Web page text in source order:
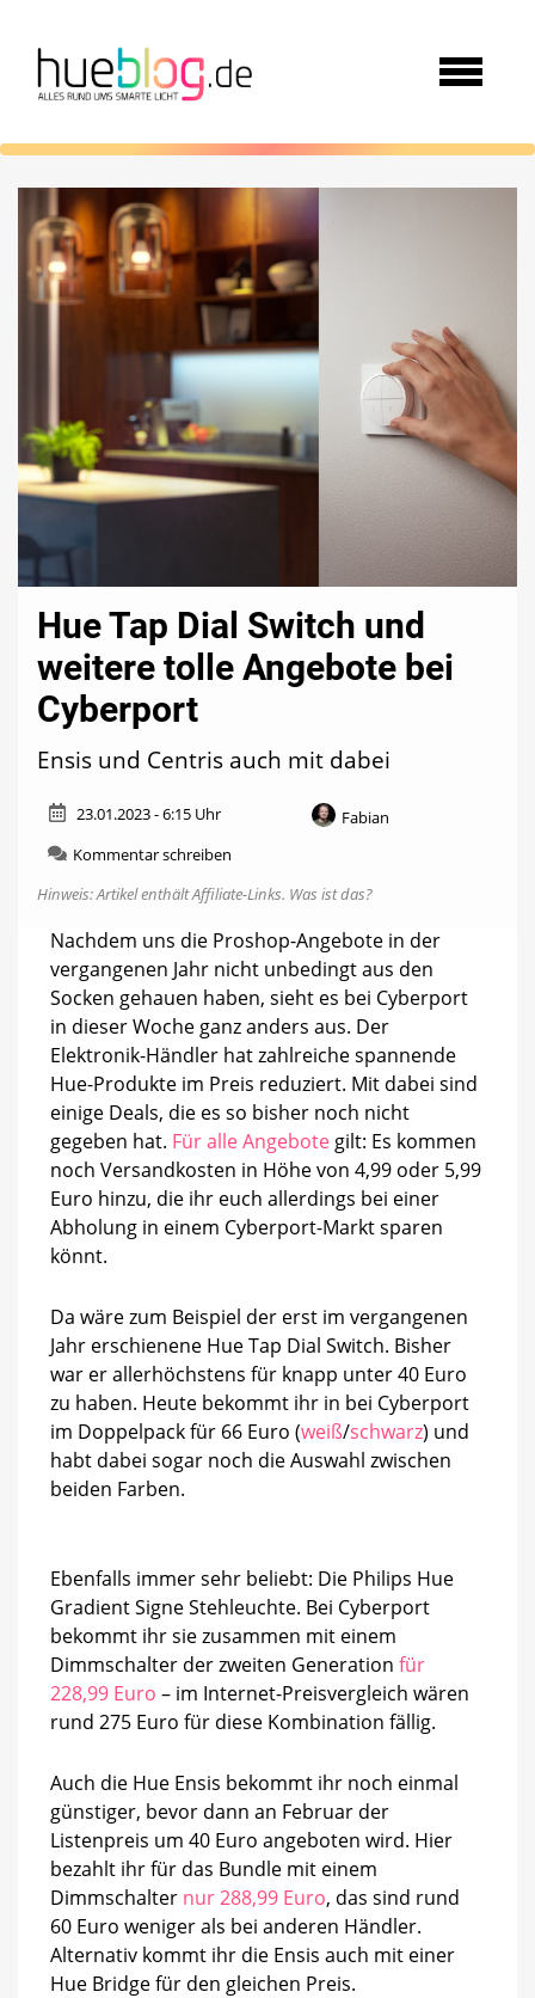
Hue Tap Dial Switch und
weitere tolle Angebote bei
Cyberport
Ensis und Centris auch mit dabei
23.01.2023 - 6:15 Uhr
Fabian
Kommentar schreiben
Tap
Switch
und
weitere
tolle
Angebote
bei
Cyberport
Hinweis: Artikel enthält Affiliate-Links. Was ist das?
Nachdem uns die Proshop-Angebote in der
vergangenen Jahr nicht unbedingt aus den
Socken gehauen haben, sieht es bei Cyberport
in dieser Woche ganz anders aus. Der
Elektronik-Händler hat zahlreiche spannende
Hue-Produkte im Preis reduziert. Mit dabei sind
einige Deals, die es so bisher noch nicht
gegeben hat. Für alle Angebote gilt: Es kommen
noch Versandkosten in Höhe von 4,99 oder 5,99
Euro hinzu, die ihr euch allerdings bei einer
Abholung in einem Cyberport-Markt sparen
könnt.
Da wäre zum Beispiel der erst im vergangenen
Jahr erschienene Hue Tap Dial Switch. Bisher
war er allerhöchstens für knapp unter 40 Euro
zu haben. Heute bekommt ihr in bei Cyberport
im Doppelpack für 66 Euro (weiß/schwarz) und
habt dabei sogar noch die Auswahl zwischen
beiden Farben.
Ebenfalls immer sehr beliebt: Die Philips Hue
Gradient Signe Stehleuchte. Bei Cyberport
bekommt ihr sie zusammen mit einem
Dimmschalter der zweiten Generation für
228,99 Euro – im Internet-Preisvergleich wären
rund 275 Euro für diese Kombination fällig.
Auch die Hue Ensis bekommt ihr noch einmal
günstiger, bevor dann an Februar der
Listenpreis um 40 Euro angeboten wird. Hier
bezahlt ihr für das Bundle mit einem
Dimmschalter nur 288,99 Euro, das sind rund
60 Euro weniger als bei anderen Händler.
Alternativ kommt ihr die Ensis auch mit einer
Hue Bridge für den gleichen Preis.